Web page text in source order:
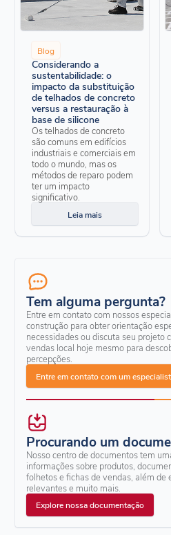
Blog
Considerando a
sustentabilidade: o
impacto da substituição
de telhados de concreto
versus a restauração à
base de silicone
Os telhados de concreto
são comuns em edifícios
industriais e comerciais em
todo o mundo, mas os
métodos de reparo podem
ter um impacto
significativo.
Leia mais
Tem alguma pergunta?
Entre em contato com nossos
construção para obter orientação
necessidades ou discuta seu projeto
vendas local hoje mesmo para
percepções.
Entre em contato com um
Procurando um
Nosso centro de documentos tem
informações sobre produtos,
folhetos e fichas de vendas, além de
relevantes e muito mais.
Explore nossa documentação